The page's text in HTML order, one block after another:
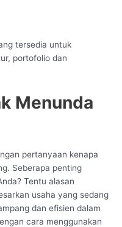
tersedia untuk
portofolio dan
Menunda
pertanyaan kenapa
Seberapa penting
Tentu alasan
usaha yang sedang
dan efisien dalam
cara menggunakan